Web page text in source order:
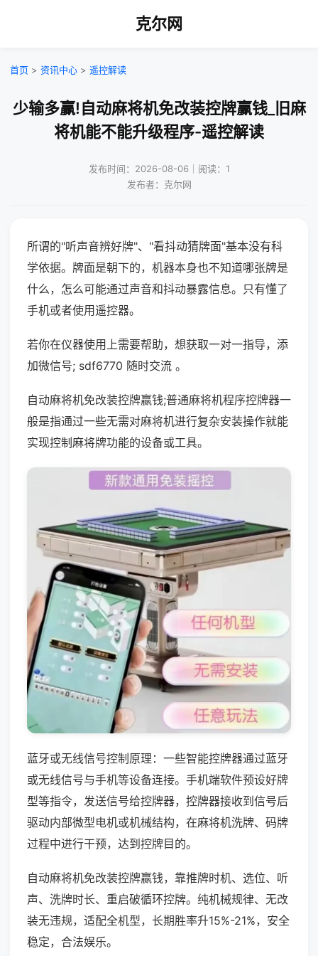
克尔网
首页 > 资讯中心 > 遥控解读
少输多赢!自动麻将机免改装控牌赢钱_旧麻
将机能不能升级程序-遥控解读
发布时间：2026-08-06｜阅读：1
发布者：克尔网
所谓的"听声音辨好牌"、"看抖动猜牌面"基本没有科
学依据。牌面是朝下的，机器本身也不知道哪张牌是
什么，怎么可能通过声音和抖动暴露信息。只有懂了
手机或者使用遥控器。
若你在仪器使用上需要帮助，想获取一对一指导，添
加微信号; sdf6770 随时交流 。
自动麻将机免改装控牌赢钱;普通麻将机程序控牌器一
般是指通过一些无需对麻将机进行复杂安装操作就能
实现控制麻将牌功能的设备或工具。
蓝牙或无线信号控制原理：一些智能控牌器通过蓝牙
或无线信号与手机等设备连接。手机端软件预设好牌
型等指令，发送信号给控牌器，控牌器接收到信号后
驱动内部微型电机或机械结构，在麻将机洗牌、码牌
过程中进行干预，达到控牌目的。
自动麻将机免改装控牌赢钱，靠推牌时机、选位、听
声、洗牌时长、重启破循环控牌。纯机械规律、无改
装无违规，适配全机型，长期胜率升15%-21%，安全
稳定，合法娱乐。